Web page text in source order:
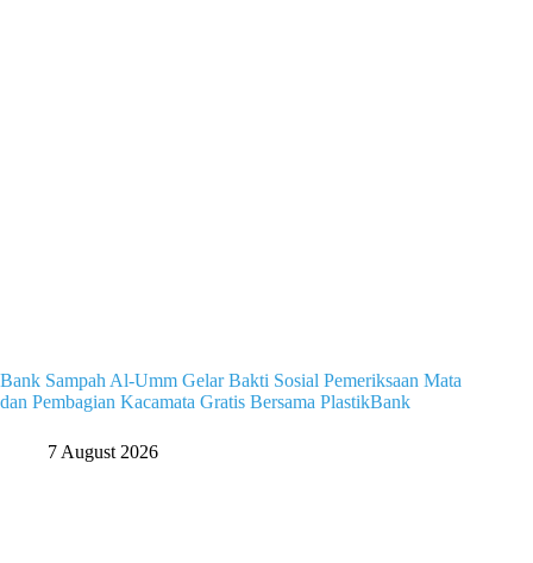
Bank Sampah Al-Umm Gelar Bakti Sosial Pemeriksaan Mata
dan Pembagian Kacamata Gratis Bersama PlastikBank
7 August 2026